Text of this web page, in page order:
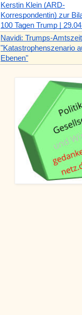
Kerstin Klein (ARD-
Korrespondentin) zur
100 Tagen Trump |
Navidi: Trumps-Amtszeit
"Katastrophenszenario
Ebenen"